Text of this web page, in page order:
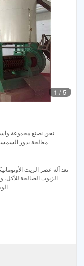
1 / 5
نحن نصنع مجموعة
معالجة بذور
تعد آلة عصر الزيت
الزيوت الصالحة للأكل.